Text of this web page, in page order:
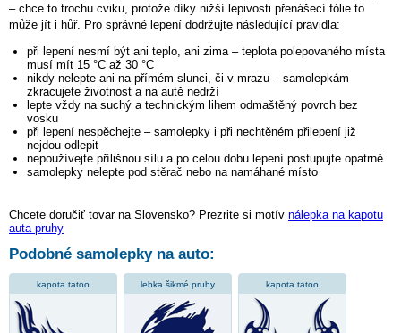
– chce to trochu cviku, protože díky nižší lepivosti přenášecí fólie to
může jít i hůř. Pro správné lepení dodržujte následující pravidla:
při lepení nesmí být ani teplo, ani zima – teplota polepovaného místa
musí mít 15 °C až 30 °C
nikdy nelepte ani na přímém slunci, či v mrazu – samolepkám
zkracujete životnost a na autě nedrží
lepte vždy na suchý a technickým lihem odmaštěný povrch bez
vosku
při lepení nespěchejte – samolepky i při nechtěném přilepení již
nejdou odlepit
nepoužívejte přílišnou sílu a po celou dobu lepení postupujte opatrně
samolepky nelepte pod stěrač nebo na namáhané místo
Chcete doručiť tovar na Slovensko? Prezrite si motív nálepka na kapotu
auta pruhy
Podobné samolepky na auto:
kapota tatoo lebka šikmé pruhy kapota tatoo